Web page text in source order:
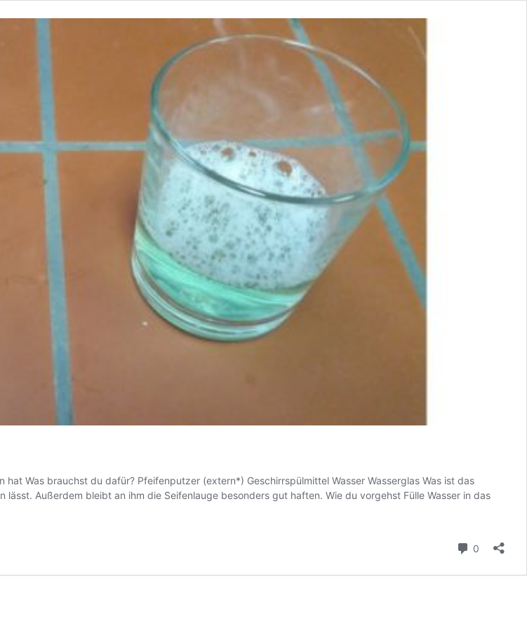
Was brauchst du dafür? Pfeifenputzer (extern*) Geschirrspülmittel Wasser Wasserglas Was ist das
Außerdem bleibt an ihm die Seifenlauge besonders gut haften. Wie du vorgehst Fülle Wasser in das
0